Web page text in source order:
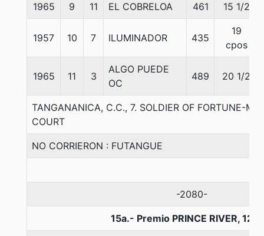
1965 9 11 EL COBRELOA 461 15 1/2
1957 10 7 ILUMINADOR 435
19
cpos
1965 11 3
ALGO PUEDE
OC
489 20 1/2
TANGANANICA, C.C., 7. SOLDIER OF FORTUNE-
COURT
NO CORRIERON : FUTANGUE
-2080-
15a.- Premio PRINCE RIVER,